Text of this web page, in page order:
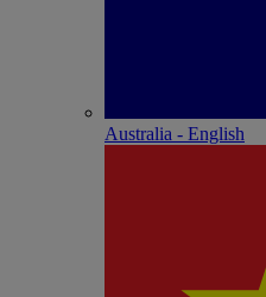
Australia - English